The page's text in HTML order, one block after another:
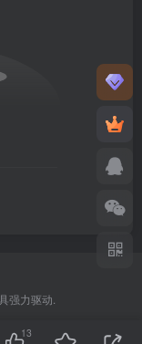
强力驱动.
13